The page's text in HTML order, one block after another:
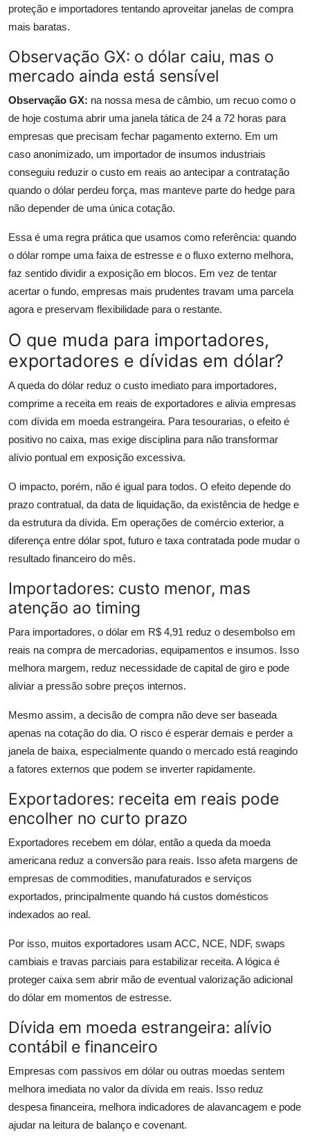
proteção e importadores tentando aproveitar janelas de compra
mais baratas.
Observação GX: o dólar caiu, mas o
mercado ainda está sensível
Observação GX: na nossa mesa de câmbio, um recuo como o
de hoje costuma abrir uma janela tática de 24 a 72 horas para
empresas que precisam fechar pagamento externo. Em um
caso anonimizado, um importador de insumos industriais
conseguiu reduzir o custo em reais ao antecipar a contratação
quando o dólar perdeu força, mas manteve parte do hedge para
não depender de uma única cotação.
Essa é uma regra prática que usamos como referência: quando
o dólar rompe uma faixa de estresse e o fluxo externo melhora,
faz sentido dividir a exposição em blocos. Em vez de tentar
acertar o fundo, empresas mais prudentes travam uma parcela
agora e preservam flexibilidade para o restante.
O que muda para importadores,
exportadores e dívidas em dólar?
A queda do dólar reduz o custo imediato para importadores,
comprime a receita em reais de exportadores e alivia empresas
com dívida em moeda estrangeira. Para tesourarias, o efeito é
positivo no caixa, mas exige disciplina para não transformar
alívio pontual em exposição excessiva.
O impacto, porém, não é igual para todos. O efeito depende do
prazo contratual, da data de liquidação, da existência de hedge e
da estrutura da dívida. Em operações de comércio exterior, a
diferença entre dólar spot, futuro e taxa contratada pode mudar o
resultado financeiro do mês.
Importadores: custo menor, mas
atenção ao timing
Para importadores, o dólar em R$ 4,91 reduz o desembolso em
reais na compra de mercadorias, equipamentos e insumos. Isso
melhora margem, reduz necessidade de capital de giro e pode
aliviar a pressão sobre preços internos.
Mesmo assim, a decisão de compra não deve ser baseada
apenas na cotação do dia. O risco é esperar demais e perder a
janela de baixa, especialmente quando o mercado está reagindo
a fatores externos que podem se inverter rapidamente.
Exportadores: receita em reais pode
encolher no curto prazo
Exportadores recebem em dólar, então a queda da moeda
americana reduz a conversão para reais. Isso afeta margens de
empresas de commodities, manufaturados e serviços
exportados, principalmente quando há custos domésticos
indexados ao real.
Por isso, muitos exportadores usam ACC, NCE, NDF, swaps
cambiais e travas parciais para estabilizar receita. A lógica é
proteger caixa sem abrir mão de eventual valorização adicional
do dólar em momentos de estresse.
Dívida em moeda estrangeira: alívio
contábil e financeiro
Empresas com passivos em dólar ou outras moedas sentem
melhora imediata no valor da dívida em reais. Isso reduz
despesa financeira, melhora indicadores de alavancagem e pode
ajudar na leitura de balanço e covenant.